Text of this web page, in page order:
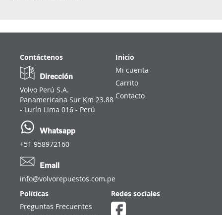
Contáctenos
Dirección
Volvo Perú S.A.
Panamericana Sur Km 23.88
- Lurín Lima 016 - Perú
Whatsapp
+51 958972160
Email
info@volvorepuestos.com.pe
Inicio
Mi cuenta
Carrito
Contacto
Políticas
Preguntas Frecuentes
Redes sociales